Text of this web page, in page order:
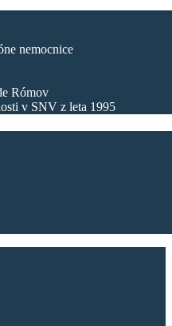
nemocnice
Rómov
v SNV z leta 1995